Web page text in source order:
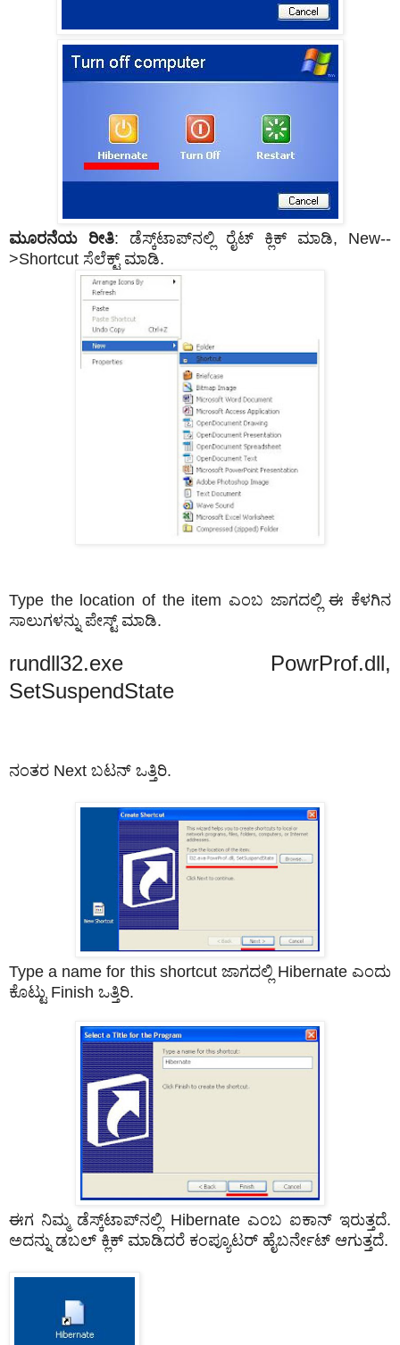
ಮೂರನೆಯ ರೀತಿ: ಡೆಸ್ಕ್‌‌ಟಾಪ್‌ನಲ್ಲಿ ರೈಟ್‌ ಕ್ಲಿಕ್ ಮಾಡಿ, New--
>Shortcut ಸೆಲೆಕ್ಟ್ ಮಾಡಿ.
Type the location of the item ಎಂಬ ಜಾಗದಲ್ಲಿ ಈ ಕೆಳಗಿನ
ಸಾಲುಗಳನ್ನು ಪೇಸ್ಟ್ ಮಾಡಿ.
rundll32.exe PowrProf.dll,
SetSuspendState
ನಂತರ Next ಬಟನ್‌ ಒತ್ತಿರಿ.
Type a name for this shortcut ಜಾಗದಲ್ಲಿ Hibernate ಎಂದು
ಕೊಟ್ಟು Finish ಒತ್ತಿರಿ.
ಈಗ ನಿಮ್ಮ ಡೆಸ್ಕ್‌ಟಾಪ್‌ನಲ್ಲಿ Hibernate ಎಂಬ ಐಕಾನ್‌ ಇರುತ್ತದೆ.
ಅದನ್ನು ಡಬಲ್ ಕ್ಲಿಕ್ ಮಾಡಿದರೆ ಕಂಪ್ಯೂಟರ್‍ ಹೈಬರ್ನೇಟ್ ಆಗುತ್ತದೆ.